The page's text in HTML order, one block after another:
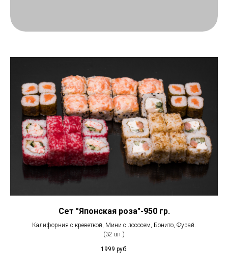
Сет "Японская роза"-950 гр.
Калифорния с креветкой, Мини с лососем, Бонито, Фурай.
(32 шт.)
1999 руб.